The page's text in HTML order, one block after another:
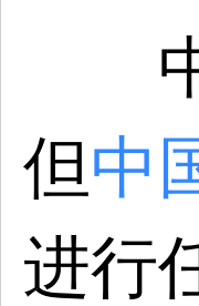
中
但中
进行